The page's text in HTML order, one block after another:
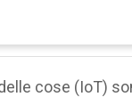
cose (IoT)